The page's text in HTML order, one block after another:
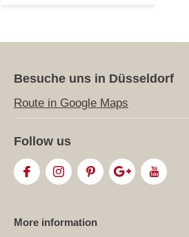
Besuche uns in Düsseldorf
Route in Google Maps
Follow us
More information